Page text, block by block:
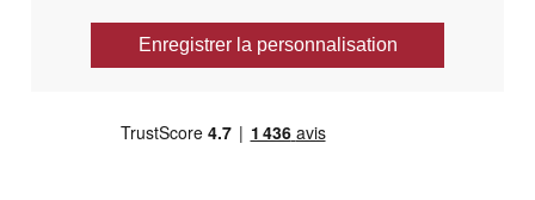
Enregistrer la personnalisation